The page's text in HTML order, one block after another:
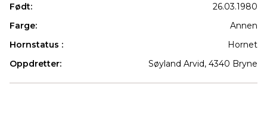
Født:
26.03.1980
Farge:
Annen
Hornstatus :
Hornet
Oppdretter:
Søyland Arvid, 4340 Bryne